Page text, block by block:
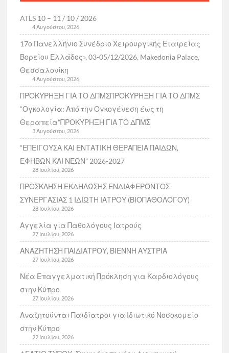
ATLS 10 – 11 / 10 / 2026
4 Αυγούστου, 2026
17ο Πανελλήνιο Συνέδριο Χειρουργικής Εταιρείας
Βορείου Ελλάδος», 03-05/12/2026, Makedonia Palace,
Θεσσαλονίκη
4 Αυγούστου, 2026
ΠΡΟΚΥΡΗΞΗ ΓΙΑ ΤΟ ΔΠΜΣΠΡΟΚΥΡΗΞΗ ΓΙΑ ΤΟ ΔΠΜΣ
“Ογκολογία: Από την Ογκογένεση έως τη
Θεραπεία”ΠΡΟΚΥΡΗΞΗ ΓΙΑ ΤΟ ΔΠΜΣ
3 Αυγούστου, 2026
“ΕΠΕΙΓΟΥΣΑ ΚΑΙ ΕΝΤΑΤΙΚΗ ΘΕΡΑΠΕΙΑ ΠΑΙΔΩΝ,
ΕΦΗΒΩΝ ΚΑΙ ΝΕΩΝ” 2026-2027
28 Ιουλίου, 2026
ΠΡΟΣΚΛΗΣΗ ΕΚΔΗΛΩΣΗΣ ΕΝΔΙΑΦΕΡΟΝΤΟΣ
ΣΥΝΕΡΓΑΣΙΑΣ 1 ΙΔΙΩΤΗ ΙΑΤΡΟΥ (ΒΙΟΠΑΘΟΛΟΓΟΥ)
28 Ιουλίου, 2026
Αγγελία για Παθολόγους Ιατρούς
27 Ιουλίου, 2026
ΑΝΑΖΗΤΗΣΗ ΠΑΙΔΙΑΤΡΟΥ, ΒΙΕΝΝΗ ΑΥΣΤΡΙΑ
27 Ιουλίου, 2026
Νέα Επαγγελματική Πρόκληση για Καρδιολόγους
στην Κύπρο
27 Ιουλίου, 2026
Αναζητούνται Παιδίατροι για Ιδιωτικό Νοσοκομείο
στην Κύπρο
22 Ιουλίου, 2026